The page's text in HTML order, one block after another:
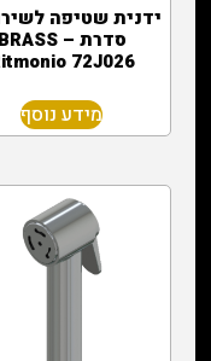
ידנית שטיפה
סדרת BRASS –
72J026
מידע נוסף